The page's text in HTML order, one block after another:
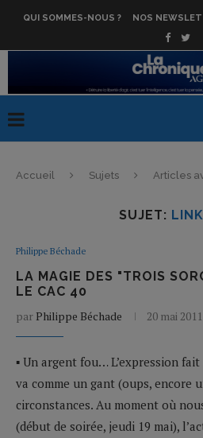
QUI SOMMES-NOUS ? NOS
Accueil Sujets Articles
SUJET:
Philippe Béchade
LA MAGIE DES "TROIS
LE CAC 40
par Philippe Béchade 20 mai 2011
▪ Un argent fou… L’expression
va comme un gant (oups, encore
circonstances. Au moment où
(début de soirée, jeudi 19 mai),